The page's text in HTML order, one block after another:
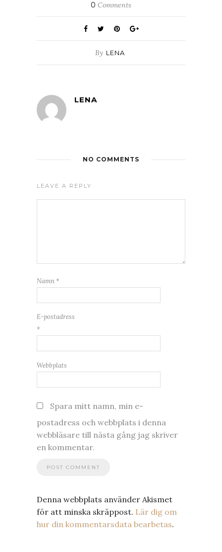
0 Comments
By LENA
LENA
NO COMMENTS
LEAVE A REPLY
Namn *
E-postadress
*
Webbplats
Spara mitt namn, min e-
postadress och webbplats i denna
webbläsare till nästa gång jag skriver
en kommentar.
Denna webbplats använder Akismet
för att minska skräppost. Lär dig om
hur din kommentarsdata bearbetas.